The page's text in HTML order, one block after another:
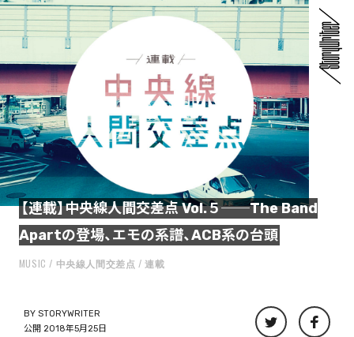
【連載】中央線人間交差点 Vol.５──The Band
Apartの登場、エモの系譜、ACB系の台頭
MUSIC 中央線人間交差点 連載
BY STORYWRITER
公開 2018年5月25日